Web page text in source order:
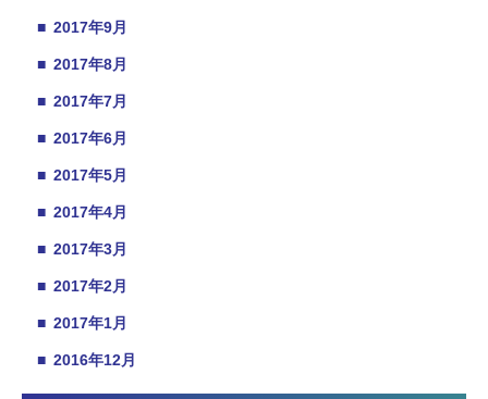
■ 2017年9月
■ 2017年8月
■ 2017年7月
■ 2017年6月
■ 2017年5月
■ 2017年4月
■ 2017年3月
■ 2017年2月
■ 2017年1月
■ 2016年12月